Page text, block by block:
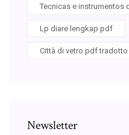
Tecnicas e
Lp diare lengkap pdf
Città di vetro pdf tradotto
Newsletter